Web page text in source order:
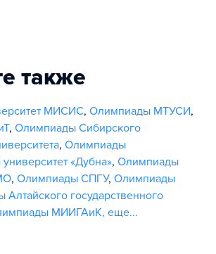
также
МИСИС, Олимпиады МТУСИ,
, Олимпиады Сибирского
, Олимпиады
«Дубна», Олимпиады
, Олимпиады СПГУ, Олимпиады
государственного
МИИГАиК, еще...